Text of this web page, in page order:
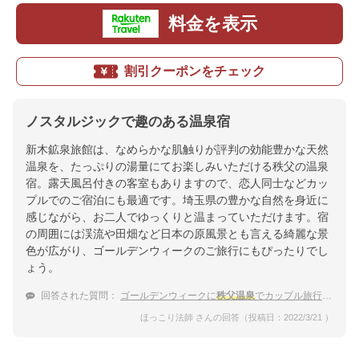
料金を表示
割引クーポンをチェック
ノスタルジックで趣のある温泉宿
新木鉱泉旅館は、なめらかな肌触りが評判の効能豊かな天然
温泉を、たっぷりの湯量にてお楽しみいただける秩父の温泉
宿。露天風呂付きの客室もありますので、恋人同士などカッ
プルでのご宿泊にも最適です。埼玉県の豊かな自然を身近に
感じながら、お二人でゆっくりと温まっていただけます。宿
の周囲には渓流や田畑など日本の原風景とも言える綺麗な景
色が広がり、ゴールデンウィークのご旅行にもぴったりでし
ょう。
回答された質問： ゴールデンウィークに秩父温泉でカップル旅行におすすめの温泉宿は？
ほっこり法師 さんの回答（投稿日：2022/3/21 ）